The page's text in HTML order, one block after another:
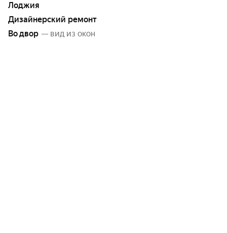
Лоджия
Дизайнерский ремонт
Во двор
— вид из окон